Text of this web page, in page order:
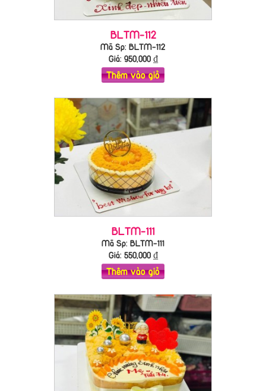
BLTM-112
Mã Sp: BLTM-112
Giá: 950,000₫
Thêm vào giỏ
BLTM-111
Mã Sp: BLTM-111
Giá: 550,000₫
Thêm vào giỏ